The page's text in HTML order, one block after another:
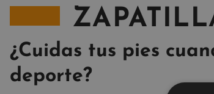
¿Cuidas tus pies
deporte?